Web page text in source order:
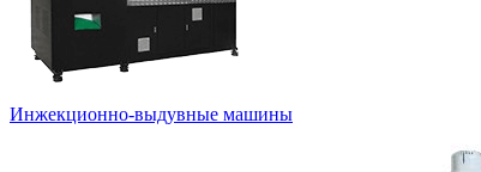
Инжекционно-выдувные машины